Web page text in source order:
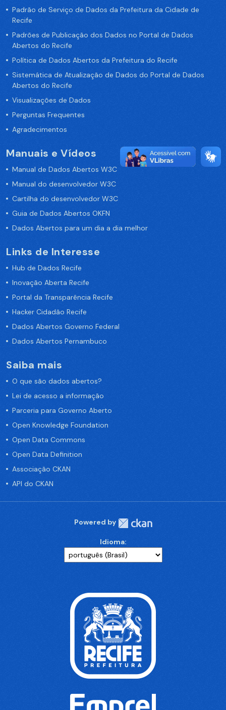
Padrão de Serviço de Dados da Prefeitura da Cidade de
Recife
Padrões de Publicação dos Dados no Portal de Dados
Abertos do Recife
Política de Dados Abertos da Prefeitura do Recife
Sistemática de Atualização de Dados do Portal de Dados
Abertos do Recife
Visualizações de Dados
Perguntas Frequentes
Agradecimentos
Manuais e Vídeos
Manual de Dados Abertos W3C
Manual do desenvolvedor W3C
Cartilha do desenvolvedor W3C
Guia de Dados Abertos OKFN
Dados Abertos para um dia a dia melhor
Links de Interesse
Hub de Dados Recife
Inovação Aberta Recife
Portal da Transparência Recife
Hacker Cidadão Recife
Dados Abertos Governo Federal
Dados Abertos Pernambuco
Saiba mais
O que são dados abertos?
Lei de acesso a informação
Parceria para Governo Aberto
Open Knowledge Foundation
Open Data Commons
Open Data Definition
Associação CKAN
API do CKAN
Powered by
Idioma